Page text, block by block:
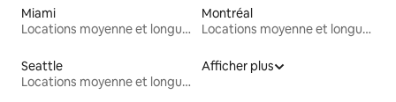
Miami
Locations moyenne et longue durée
Montréal
Locations moyenne et longue durée
Seattle
Locations moyenne et longue durée
Afficher plus